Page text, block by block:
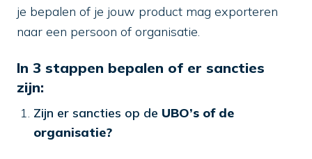
je bepalen of je jouw product mag exporteren
naar een persoon of organisatie.
In 3 stappen bepalen of er sancties
zijn:
Zijn er sancties op de UBO’s of de
organisatie?